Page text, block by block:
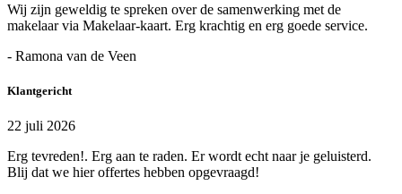
Wij zijn geweldig te spreken over de samenwerking met de
makelaar via Makelaar-kaart. Erg krachtig en erg goede service.
- Ramona van de Veen
Klantgericht
22 juli 2026
Erg tevreden!. Erg aan te raden. Er wordt echt naar je geluisterd.
Blij dat we hier offertes hebben opgevraagd!